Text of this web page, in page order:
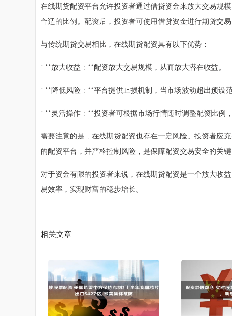
在线期货配资平台允许投资者通过借贷资金来放大交易规
合适的比例。配资后，投资者可使用借贷资金进行期货交易
与传统期货交易相比，在线期货配资具有以下优势：
* **放大收益：**配资放大交易规模，从而放大潜在收益。
* **降低风险：**平台提供止损机制，当市场波动超出预设
* **灵活操作：**投资者可根据市场行情随时调整配资比例
需要注意的是，在线期货配资也存在一定风险。投资者应
的配资平台，并严格控制风险，是保障配资交易安全的关键
对于资金有限的投资者来说，在线期货配资是一个放大收
易效率，实现财富的稳步增长。
相关文章